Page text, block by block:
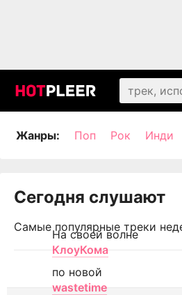
Жанры: Поп Рок Инди
Сегодня слушают
Самые популярные треки
На своей волне
КлоуКома
по новой
wastetime